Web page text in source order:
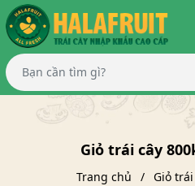
Giỏ trái cây
Trang chủ
Giỏ